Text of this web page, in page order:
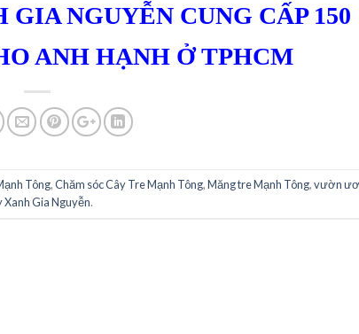
NGUYỄN CUNG CẤP 150
ANH HẠNH Ở TPHCM
Tông,Chăm sóc Cây Tre Mạnh Tông,Măng tre Mạnh Tông,vườn
Xanh Gia Nguyễn.